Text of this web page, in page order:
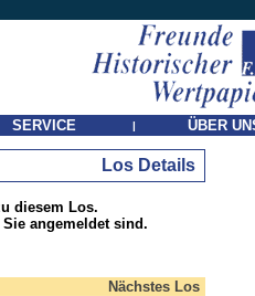
SERVICE | ÜBER
Los Details
diesem Los.
angemeldet sind.
Nächstes Los